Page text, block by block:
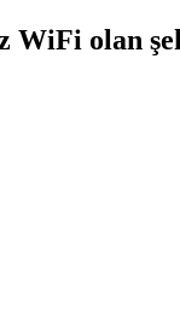
WiFi olan